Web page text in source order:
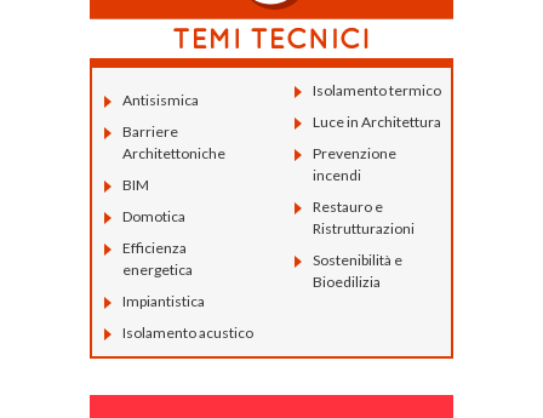
Antisismica
Barriere
Architettoniche
BIM
Domotica
Efficienza
energetica
Impiantistica
Isolamento acustico
Isolamento termico
Luce in Architettura
Prevenzione
incendi
Restauro e
Ristrutturazioni
Sostenibilità e
Bioedilizia